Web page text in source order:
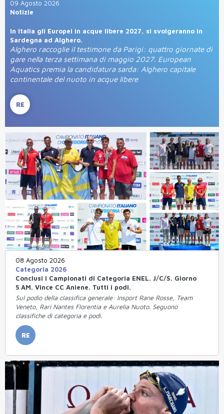
09 Agosto 2026
Notizie
In Italia gli Europei in acque libere 2027, si svolgeranno in
Sardegna ad Alghero.
Alghero raccoglie il testimone da Parigi: quattro giornate di
gare nella terza settimana di maggio 2027. European
Aquatics premia la candidatura sarda: Alghero capitale
continentale del nuoto in acque libere
RE
08 Agosto 2026
Categoria 2026
Conclusi i Campionati di Categoria ENEL. J/C/S. Giorno
5 AM. Vince CC Aniene. Tutti i podi.
Sul podio della classifica generale: Insport Rane Rosse, Team
Veneto, Rari Nantes Florentia e Aurelia Nuoto. Seguono
classifiche di categoria e podi.
RE